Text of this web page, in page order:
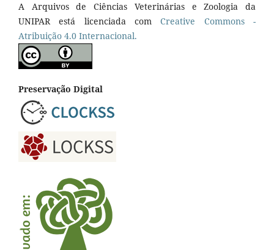
A Arquivos de Ciências Veterinárias e Zoologia da
UNIPAR está licenciada comCreative Commons -
Atribuição 4.0 Internacional.
Preservação Digital